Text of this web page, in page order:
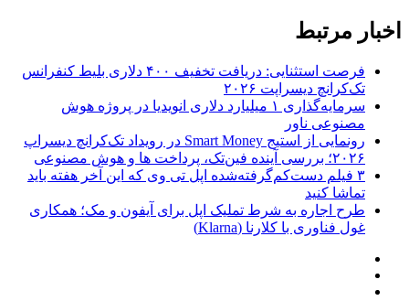
اخبار مرتبط
فرصت استثنایی: دریافت تخفیف ۴۰۰ دلاری بلیط کنفرانس
تک‌کرانچ دیسراپت ۲۰۲۶
سرمایه‌گذاری ۱ میلیارد دلاری انویدیا در پروژه هوش
مصنوعی ناور
رونمایی از استیج Smart Money در رویداد تک‌کرانچ دیسراپ
۲۰۲۶؛ بررسی آینده فین‌تک، پرداخت‌ ها و هوش مصنوعی
۳ فیلم دست‌کم‌گرفته‌شده اپل تی وی که این آخر هفته باید
تماشا کنید
طرح اجاره به شرط تملیک اپل برای آیفون و مک؛ همکاری
غول فناوری با کلارنا (Klarna)